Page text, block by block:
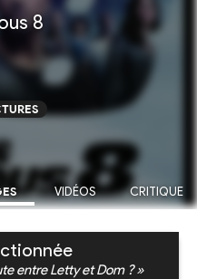
8
VIDÉOS CRITIQUE
entre Letty et Dom ? »